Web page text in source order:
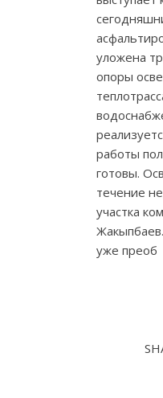
уложена
опоры
работы
готовы.
течение
участка
уже преоб